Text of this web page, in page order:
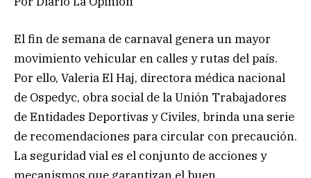
El fin de semana de carnaval genera un mayor
movimiento vehicular en calles y rutas del país.
Por ello, Valeria El Haj, directora médica nacional
de Ospedyc, obra social de la Unión Trabajadores
de Entidades Deportivas y Civiles, brinda una serie
de recomendaciones para circular con precaución.
La seguridad vial es el conjunto de acciones y